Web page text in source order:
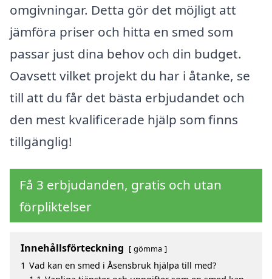
omgivningar. Detta gör det möjligt att
jämföra priser och hitta en smed som
passar just dina behov och din budget.
Oavsett vilket projekt du har i åtanke, se
till att du får det bästa erbjudandet och
den mest kvalificerade hjälp som finns
tillgänglig!
Få 3 erbjudanden, gratis och utan
förpliktelser
Innehållsförteckning gömma
1 Vad kan en smed i Åsensbruk hjälpa till med?